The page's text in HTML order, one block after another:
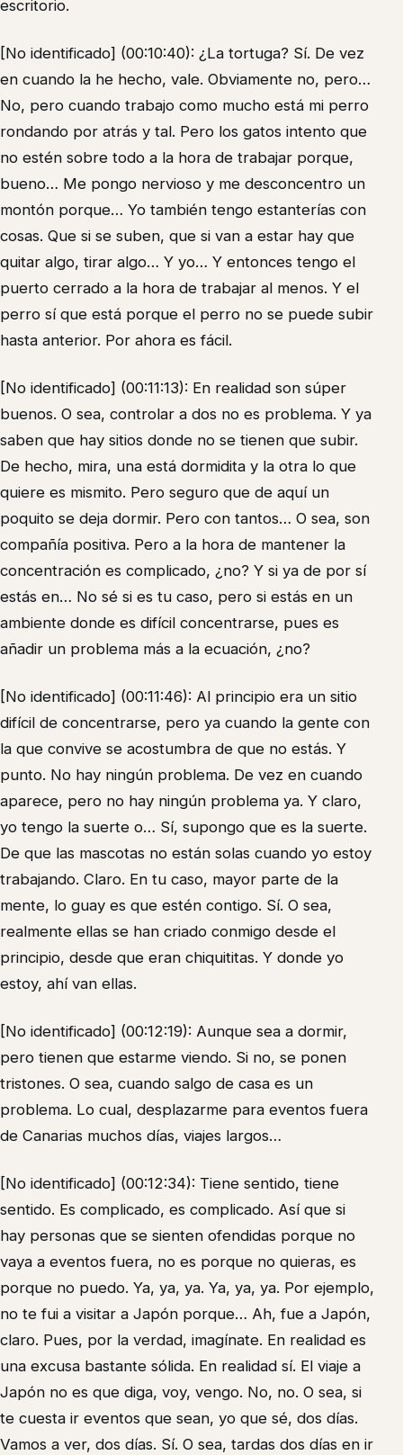
escritorio.
[No identificado] (00:10:40): ¿La tortuga? Sí. De vez
en cuando la he hecho, vale. Obviamente no, pero…
No, pero cuando trabajo como mucho está mi perro
rondando por atrás y tal. Pero los gatos intento que
no estén sobre todo a la hora de trabajar porque,
bueno… Me pongo nervioso y me desconcentro un
montón porque… Yo también tengo estanterías con
cosas. Que si se suben, que si van a estar hay que
quitar algo, tirar algo… Y yo… Y entonces tengo el
puerto cerrado a la hora de trabajar al menos. Y el
perro sí que está porque el perro no se puede subir
hasta anterior. Por ahora es fácil.
[No identificado] (00:11:13): En realidad son súper
buenos. O sea, controlar a dos no es problema. Y ya
saben que hay sitios donde no se tienen que subir.
De hecho, mira, una está dormidita y la otra lo que
quiere es mismito. Pero seguro que de aquí un
poquito se deja dormir. Pero con tantos… O sea, son
compañía positiva. Pero a la hora de mantener la
concentración es complicado, ¿no? Y si ya de por sí
estás en… No sé si es tu caso, pero si estás en un
ambiente donde es difícil concentrarse, pues es
añadir un problema más a la ecuación, ¿no?
[No identificado] (00:11:46): Al principio era un sitio
difícil de concentrarse, pero ya cuando la gente con
la que convive se acostumbra de que no estás. Y
punto. No hay ningún problema. De vez en cuando
aparece, pero no hay ningún problema ya. Y claro,
yo tengo la suerte o… Sí, supongo que es la suerte.
De que las mascotas no están solas cuando yo estoy
trabajando. Claro. En tu caso, mayor parte de la
mente, lo guay es que estén contigo. Sí. O sea,
realmente ellas se han criado conmigo desde el
principio, desde que eran chiquititas. Y donde yo
estoy, ahí van ellas.
[No identificado] (00:12:19): Aunque sea a dormir,
pero tienen que estarme viendo. Si no, se ponen
tristones. O sea, cuando salgo de casa es un
problema. Lo cual, desplazarme para eventos fuera
de Canarias muchos días, viajes largos…
[No identificado] (00:12:34): Tiene sentido, tiene
sentido. Es complicado, es complicado. Así que si
hay personas que se sienten ofendidas porque no
vaya a eventos fuera, no es porque no quieras, es
porque no puedo. Ya, ya, ya. Ya, ya, ya. Por ejemplo,
no te fui a visitar a Japón porque… Ah, fue a Japón,
claro. Pues, por la verdad, imagínate. En realidad es
una excusa bastante sólida. En realidad sí. El viaje a
Japón no es que diga, voy, vengo. No, no. O sea, si
te cuesta ir eventos que sean, yo que sé, dos días.
Vamos a ver, dos días. Sí. O sea, tardas dos días en ir